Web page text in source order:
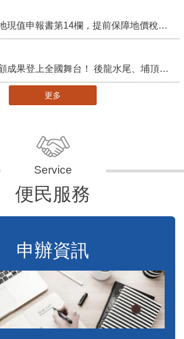
移轉土地勾選土地現值申報書第14欄，提前保障地價稅節稅權益
苗栗農村綠色照顧成果登上全國舞台！ 後龍水尾、埔頂社區前進2026高齡健康產業博覽會
更多
便民服務
申辦資訊